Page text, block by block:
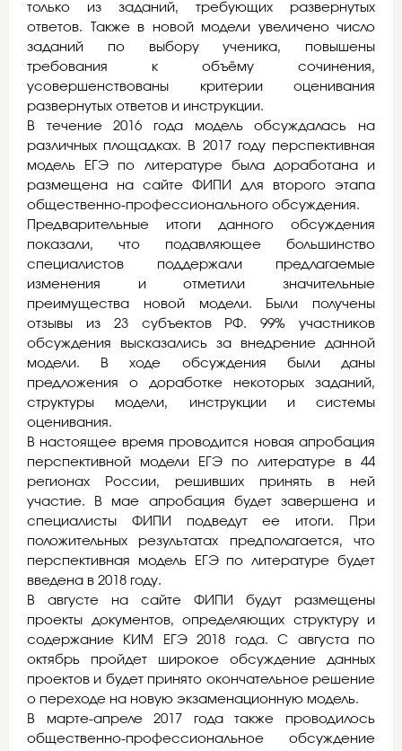
только из заданий, требующих развернутых
ответов. Также в новой модели увеличено число
заданий по выбору ученика, повышены
требования к объёму сочинения,
усовершенствованы критерии оценивания
развернутых ответов и инструкции.
В течение 2016 года модель обсуждалась на
различных площадках. В 2017 году перспективная
модель ЕГЭ по литературе была доработана и
размещена на сайте ФИПИ для второго этапа
общественно-профессионального обсуждения.
Предварительные итоги данного обсуждения
показали, что подавляющее большинство
специалистов поддержали предлагаемые
изменения и отметили значительные
преимущества новой модели. Были получены
отзывы из 23 субъектов РФ. 99% участников
обсуждения высказались за внедрение данной
модели. В ходе обсуждения были даны
предложения о доработке некоторых заданий,
структуры модели, инструкции и системы
оценивания.
В настоящее время проводится новая апробация
перспективной модели ЕГЭ по литературе в 44
регионах России, решивших принять в ней
участие. В мае апробация будет завершена и
специалисты ФИПИ подведут ее итоги. При
положительных результатах предполагается, что
перспективная модель ЕГЭ по литературе будет
введена в 2018 году.
В августе на сайте ФИПИ будут размещены
проекты документов, определяющих структуру и
содержание КИМ ЕГЭ 2018 года. С августа по
октябрь пройдет широкое обсуждение данных
проектов и будет принято окончательное решение
о переходе на новую экзаменационную модель.
В марте-апреле 2017 года также проводилось
общественно-профессиональное обсуждение